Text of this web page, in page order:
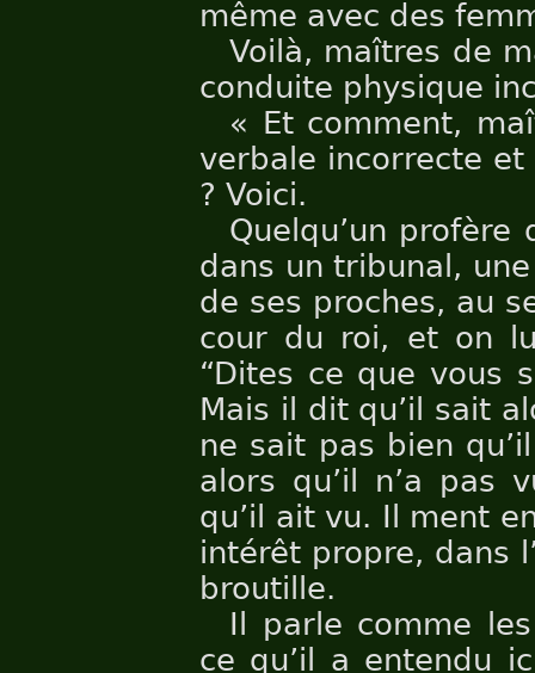
même avec des
Voilà, maîtres de
conduite physique
« Et comment,
verbale incorrecte
? Voici.
Quelqu’un
dans un tribunal,
de ses proches, au
cour du roi, et on
“Dites ce que vous
Mais il dit qu’il sait
ne sait pas bien
alors qu’il n’a pas
qu’il ait vu. Il ment
intérêt propre, dans
broutille.
Il parle comme
ce qu’il a entendu